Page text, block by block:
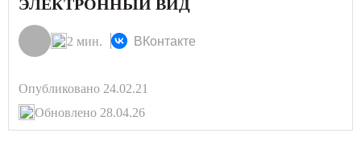
ЭЛЕКТРОННЫЙ ВИД
2 мин. ВКонтакте
Опубликовано 24.02.21
Обновлено 28.04.26